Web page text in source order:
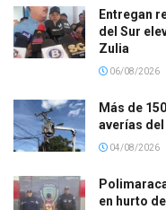
Entregan
del Sur
Zulia
06/08/2026
Más de
averías
04/08/2026
en hurto